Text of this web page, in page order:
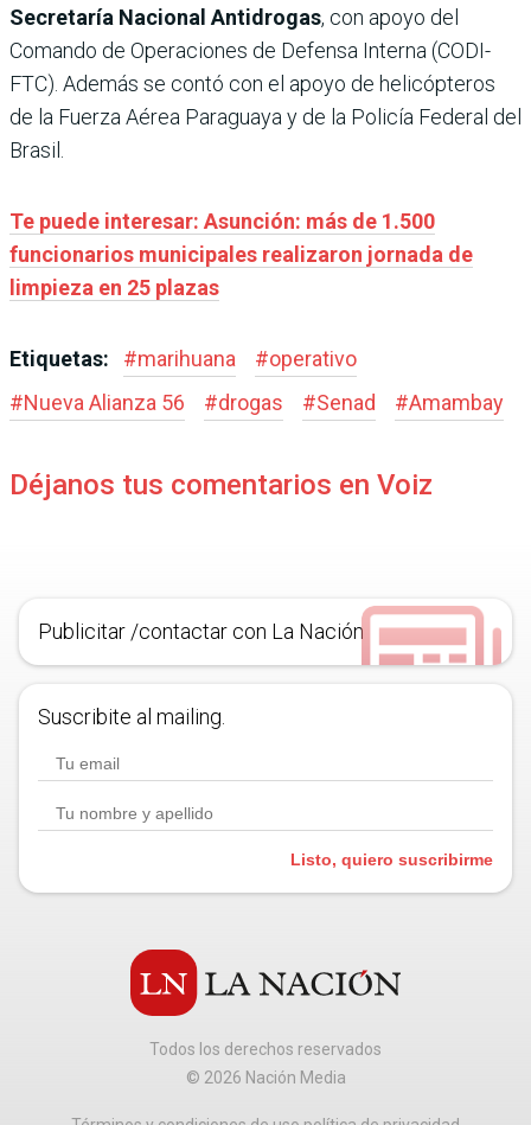
Secretaría Nacional Antidrogas, con apoyo del
Comando de Operaciones de Defensa Interna (CODI-
FTC). Además se contó con el apoyo de helicópteros
de la Fuerza Aérea Paraguaya y de la Policía Federal del
Brasil.
Te puede interesar: Asunción: más de 1.500
funcionarios municipales realizaron jornada de
limpieza en 25 plazas
Etiquetas: #marihuana #operativo
#Nueva Alianza 56 #drogas #Senad #Amambay
Déjanos tus comentarios en Voiz
Publicitar /contactar con La Nación
Suscribite al mailing.
Listo, quiero suscribirme
Todos los derechos reservados
© 2026 Nación Media